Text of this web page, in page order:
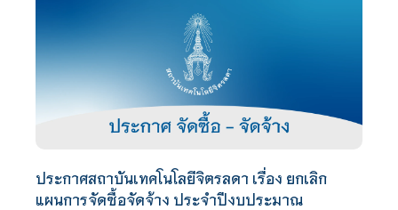
ประกาศสถาบันเทคโนโลยีจิตรลดา เรื่อง ยกเลิก
แผนการจัดซื้อจัดจ้าง ประจำปีงบประมาณ